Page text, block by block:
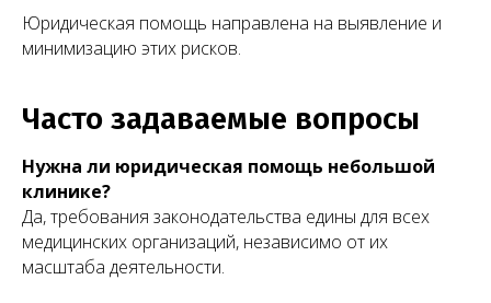
Юридическая помощь направлена на выявление и
минимизацию этих рисков.
Часто задаваемые вопросы
Нужна ли юридическая помощь небольшой
клинике?
Да, требования законодательства едины для всех
медицинских организаций, независимо от их
масштаба деятельности.